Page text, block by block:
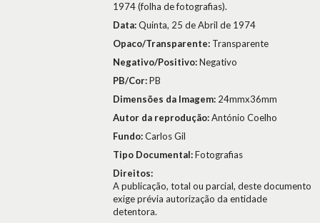
1974 (folha de fotografias).
Data:Quinta, 25 de Abril de 1974
Opaco/Transparente: Transparente
Negativo/Positivo:Negativo
PB/Cor:PB
Dimensões da Imagem: 24mmx36mm
Autor da reprodução:António Coelho
Fundo:Carlos Gil
Tipo Documental:Fotografias
Direitos:
A publicação, total ou parcial, deste documento
exige prévia autorização da entidade
detentora.